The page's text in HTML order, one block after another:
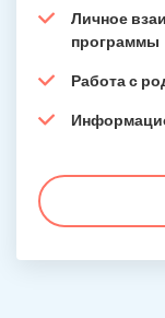
Личное
программы
Работа с